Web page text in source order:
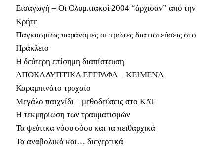
Εισαγωγή – Οι Ολυμπιακοί 2004 “άρχισαν” από την
Κρήτη
Παγκοσμίως παράνομες οι πρώτες διαπιστεύσεις στο
Ηράκλειο
Η δεύτερη επίσημη διαπίστευση
ΑΠΟΚΑΛΥΠΤΙΚΑ ΕΓΓΡΑΦΑ – ΚΕΙΜΕΝΑ
Καραμπινάτο τροχαίο
Μεγάλο παιχνίδι – μεθοδεύσεις στο ΚΑΤ
Η τεκμηρίωση των τραυματισμών
Τα ψεύτικα νόου σόου και τα πειθαρχικά
Τα αναβολικά και… διεγερτικά